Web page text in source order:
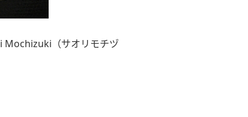
Mochizuki（サオリモチヅ